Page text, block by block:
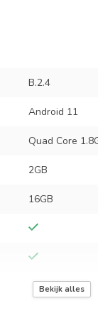
B.2.4
Android 11
Quad Core
2GB
16GB
Bekijk alles